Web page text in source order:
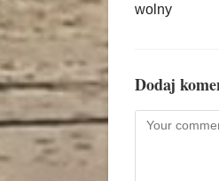
wolny
Dodaj